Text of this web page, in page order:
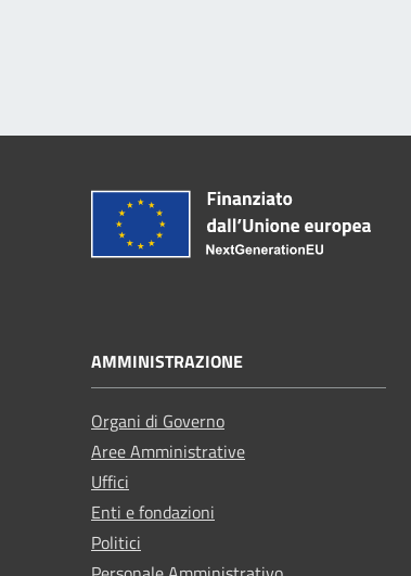
AMMINISTRAZIONE
Organi di Governo
Aree Amministrative
Uffici
Enti e fondazioni
Politici